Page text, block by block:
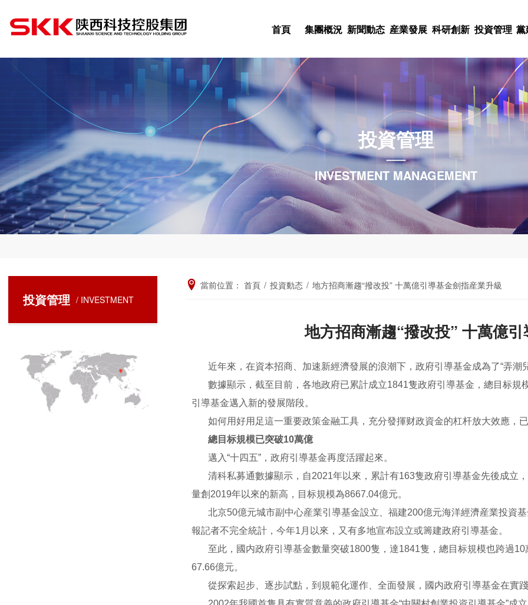
首頁 集團概況
集團簡介
董事長緻詞
組織架構
領導團隊
集團戰略
聯系我們
在線留言
集團概況
开云体育是國有獨資的科技
10月，注冊資本9億元，資産
股、參股企業14家。
新聞動态
集團新聞
通知公告
委廳新聞
院所新聞
行業新聞
科技動态
疫情防控
新聞動态
熱烈祝賀派瑞公司陸劍秋同
者”榮譽稱号
産業發展
産業概況
電器電子
建築勘察與設計
機械制造
特種材料應用
科技咨詢服務
産業動态
産業發展
集團公司堅持以市場需求為
為依托，布局多元産業，塑造
技産業集群。
科研創新
科研概況
科研力量
科研項目
科研成果
科創動态
科研創新
集團公司緊緊圍繞創新驅動
索科研創新新模式，推進科技
産業轉型升級。
投資管理
科技股權投入
基金管理
陝西科控投資管理有
限責任公司
北京中農科聯投資基
金管理有限公司
投資動态 投資管理
集團公司堅持以資本助力科
果轉化孵化平台和中小企業融
創新商業模式的科技型企業提
黨史學習教育
不忘初心，牢記使命
黨建工作
黨風廉政
中心組學習
黨紀法規
工會工作
黨建群團
集團公司把黨群工作放在集
作與集團生産經營相融合，發
展、凝聚人心、回報社會等各
文化理念
集團标識
集團風采
集團視頻
文化活動
企業文化
集團公司高度重視企業文化
以“創新、高效、實幹”為核心
企業集團”為集團願景的企業
人才理念
人才戰略
人才招聘
人事動态
人力資源
我們将人力資源視為集團的
團的核心競争力，是集團的發
舞台和充分發揮才華的機會。
投資管理
INVESTMENT MANAGEMENT
投資管理 / INVESTMENT
當前位置： 首頁 / 投資動态 / 地方招商漸趨“撥改投” 十萬億引導基金劍指産業升級
地方招商漸趨“撥改投” 十萬億
近年來，在資本招商、加速新經濟發展的浪潮下，政府引導基金成為了“弄潮
數據顯示，截至目前，各地政府已累計成立1841隻政府引導基金，總目标
引導基金邁入新的發展階段。
如何用好用足這一重要政策金融工具，充分發揮财政資金的杠杆放大效應，
總目标規模已突破10萬億
邁入“十四五”，政府引導基金再度活躍起來。
清科私募通數據顯示，自2021年以來，累計有163隻政府引導基金先後成立
量創2019年以來的新高，目标規模為8667.04億元。
北京50億元城市副中心産業引導基金設立、福建200億元海洋經濟産業投
報記者不完全統計，今年1月以來，又有多地宣布設立或籌建政府引導基金。
至此，國内政府引導基金數量突破1800隻，達1841隻，總目标規模也跨過
67.66億元。
從探索起步、逐步試點，到規範化運作、全面發展，國内政府引導基金在實